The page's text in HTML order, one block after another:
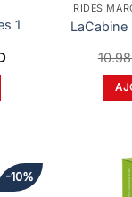
1
Le
RIDES
LaCabine
-10%